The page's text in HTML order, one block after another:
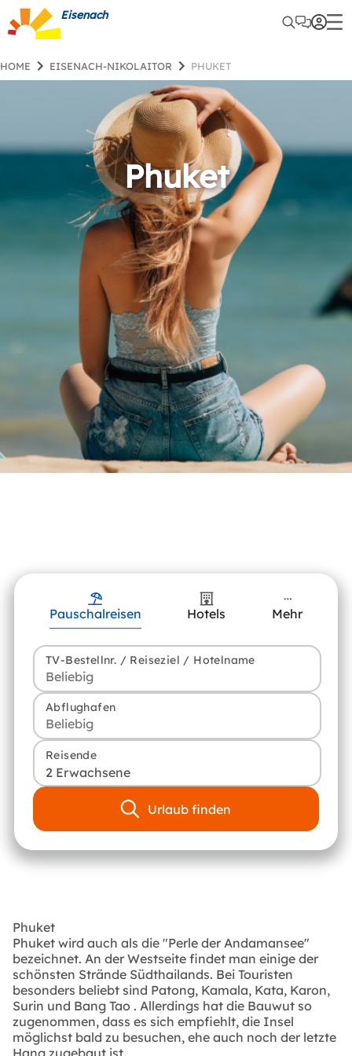
Eisenach
HOME EISENACH-NIKOLAITOR PHUKET
Phuket
Pauschalreisen Hotels Mehr
TV-Bestellnr. / Reiseziel / Hotelname
Abflughafen
Reisende
2 Erwachsene
Urlaub finden
Phuket
Phuket wird auch als die "Perle der Andamansee"
bezeichnet. An der Westseite findet man einige der
schönsten Strände Südthailands. Bei Touristen
besonders beliebt sind Patong, Kamala, Kata, Karon,
Surin und Bang Tao . Allerdings hat die Bauwut so
zugenommen, dass es sich empfiehlt, die Insel
möglichst bald zu besuchen, ehe auch noch der letzte